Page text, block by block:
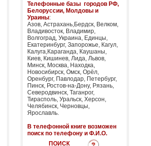
Телефонные базы городов РФ,
Белоруссии, Молдовы и
Ураины:
Азов, Астрахань,Бердск, Велком,
Владивосток, Владимир,
Волгоград, Украина, Единцы,
Екатеринбург, Запорожье, Кагул,
Калуга,Караганда, Каушаны,
Киев, Кишинев, Лида, Львов,
Минск, Москва, Находка,
Новосибирск, Омск, Орёл,
Оренбург, Павлодар, Петербург,
Пинск, Ростов-на-Дону, Рязань,
Северодвинск, Таганрог,
Тирасполь, Уральск, Херсон,
Челябинск, Черновцы,
Ярославль.
В телефонной книге возможен
поиск по телефону и Ф.И.О.
ПОИСК